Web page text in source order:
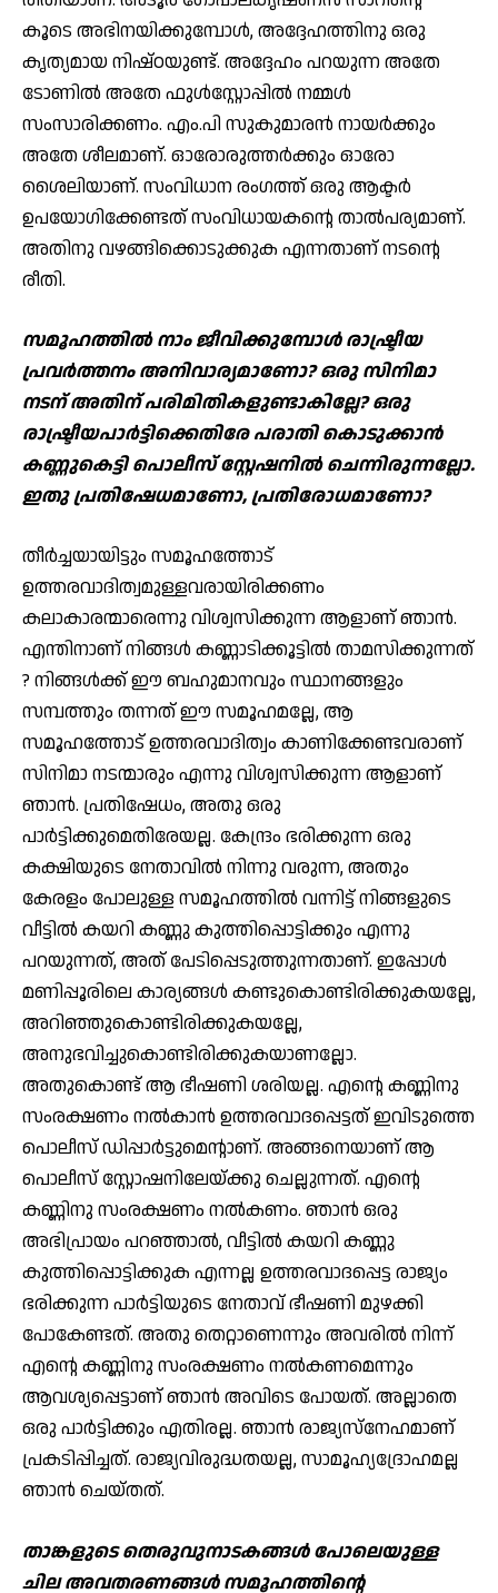
കൂടെ അഭിനയിക്കുമ്പോള്‍, അദ്ദേഹത്തിനു ഒരു
കൃത്യമായ നിഷ്ഠയുണ്ട്. അദ്ദേഹം പറയുന്ന അതേ
ടോണില്‍ അതേ ഫുള്‍സ്റ്റോപ്പില്‍ നമ്മള്‍
സംസാരിക്കണം. എം.പി സുകുമാരന്‍ നായര്‍ക്കും
അതേ ശീലമാണ്. ഓരോരുത്തര്‍ക്കും ഓരോ
ശൈലിയാണ്. സംവിധാന രംഗത്ത് ഒരു ആക്ടര്‍
ഉപയോഗിക്കേണ്ടത് സംവിധായകന്റെ താല്‍പര്യമാണ്.
അതിനു വഴങ്ങിക്കൊടുക്കുക എന്നതാണ് നടന്റെ
രീതി.
സമൂഹത്തില്‍ നാം ജീവിക്കുമ്പോള്‍ രാഷ്ട്രീയ
പ്രവര്‍ത്തനം അനിവാര്യമാണോ? ഒരു സിനിമാ
നടന് അതിന് പരിമിതികളുണ്ടാകില്ലേ? ഒരു
രാഷ്ട്രീയപാര്‍ട്ടിക്കെതിരേ പരാതി കൊടുക്കാന്‍
കണ്ണുകെട്ടി പൊലീസ് സ്റ്റേഷനില്‍ ചെന്നിരുന്നല്ലോ.
ഇതു പ്രതിഷേധമാണോ, പ്രതിരോധമാണോ?
തീര്‍ച്ചയായിട്ടും സമൂഹത്തോട്
ഉത്തരവാദിത്വമുള്ളവരായിരിക്കണം
കലാകാരന്മാരെന്നു വിശ്വസിക്കുന്ന ആളാണ് ഞാന്‍.
എന്തിനാണ് നിങ്ങള്‍ കണ്ണാടിക്കൂട്ടില്‍ താമസിക്കുന്നത്
? നിങ്ങള്‍ക്ക് ഈ ബഹുമാനവും സ്ഥാനങ്ങളും
സമ്പത്തും തന്നത് ഈ സമൂഹമല്ലേ, ആ
സമൂഹത്തോട് ഉത്തരവാദിത്വം കാണിക്കേണ്ടവരാണ്
സിനിമാ നടന്മാരും എന്നു വിശ്വസിക്കുന്ന ആളാണ്
ഞാന്‍. പ്രതിഷേധം, അതു ഒരു
പാര്‍ട്ടിക്കുമെതിരേയല്ല. കേന്ദ്രം ഭരിക്കുന്ന ഒരു
കക്ഷിയുടെ നേതാവില്‍ നിന്നു വരുന്ന, അതും
കേരളം പോലുള്ള സമൂഹത്തില്‍ വന്നിട്ട് നിങ്ങളുടെ
വീട്ടില്‍ കയറി കണ്ണു കുത്തിപ്പൊട്ടിക്കും എന്നു
പറയുന്നത്, അത് പേടിപ്പെടുത്തുന്നതാണ്. ഇപ്പോള്‍
മണിപ്പൂരിലെ കാര്യങ്ങള്‍ കണ്ടുകൊണ്ടിരിക്കുകയല്ലേ,
അറിഞ്ഞുകൊണ്ടിരിക്കുകയല്ലേ,
അനുഭവിച്ചുകൊണ്ടിരിക്കുകയാണല്ലോ.
അതുകൊണ്ട് ആ ഭീഷണി ശരിയല്ല. എന്റെ കണ്ണിനു
സംരക്ഷണം നല്‍കാന്‍ ഉത്തരവാദപ്പെട്ടത് ഇവിടുത്തെ
പൊലീസ് ഡിപ്പാര്‍ട്ടുമെന്റാണ്. അങ്ങനെയാണ് ആ
പൊലീസ് സ്റ്റോഷനിലേയ്ക്കു ചെല്ലുന്നത്. എന്റെ
കണ്ണിനു സംരക്ഷണം നല്‍കണം. ഞാന്‍ ഒരു
അഭിപ്രായം പറഞ്ഞാല്‍, വീട്ടില്‍ കയറി കണ്ണു
കുത്തിപ്പൊട്ടിക്കുക എന്നല്ല ഉത്തരവാദപ്പെട്ട രാജ്യം
ഭരിക്കുന്ന പാര്‍ട്ടിയുടെ നേതാവ് ഭീഷണി മുഴക്കി
പോകേണ്ടത്. അതു തെറ്റാണെന്നും അവരില്‍ നിന്ന്
എന്റെ കണ്ണിനു സംരക്ഷണം നല്‍കണമെന്നും
ആവശ്യപ്പെട്ടാണ് ഞാന്‍ അവിടെ പോയത്. അല്ലാതെ
ഒരു പാര്‍ട്ടിക്കും എതിരല്ല. ഞാന്‍ രാജ്യസ്നേഹമാണ്
പ്രകടിപ്പിച്ചത്. രാജ്യവിരുദ്ധതയല്ല, സാമൂഹ്യദ്രോഹമല്ല
ഞാന്‍ ചെയ്തത്.
താങ്കളുടെ തെരുവുനാടകങ്ങള്‍ പോലെയുള്ള
ചില അവതരണങ്ങള്‍ സമൂഹത്തിന്റെ